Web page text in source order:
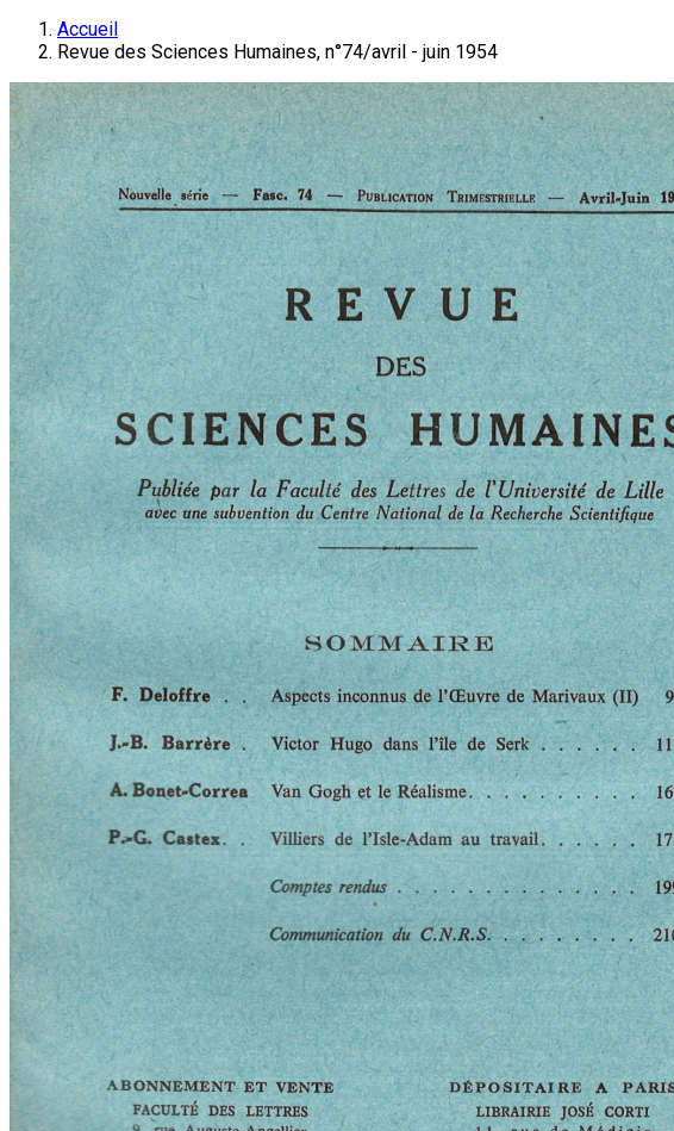
Accueil
Revue des Sciences Humaines, n°74/avril - juin 1954